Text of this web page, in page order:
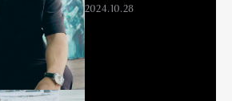
2024.10.28